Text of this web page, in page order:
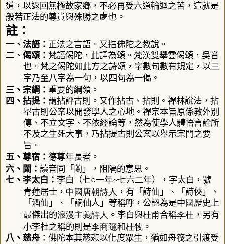
道，以返回無極故家鄉，不必再受六道輪迴之苦，這就是
般若正法的尊貴與殊勝之處也。
註：
一、 法語： 正法之言語。又指佛陀之教說。
二、 偈頌 ： 梵語偈陀，此譯為頌。梵漢雙舉雲偈頌，吳音
也。梵之偈陀如此方之詩頌，字數句數有規定，以三
字乃至八字為一句，以四句為一偈。
三、 宗綱 ： 重要的綱領。
四、 拈提： 謂拈評古則。又作拈古、拈則。禪林說法，拈
舉古則公案以開發學人之心地。禪宗本旨原係教外別
傳、不立文字、不依經論等，然為使學人體悟言詮所
不及之生死大事，乃拈提古則公案以舉示宗門之要
旨。
五、 尊宿 ： 德尊年長者。
六、 闌 ： 讀音同「蘭」
，阻隔的意思。
七、 李太白 ： 李白 （七○一年~七六二年），字太白，號
青蓮居士， 中國唐朝詩人 ，有「詩仙」、「詩俠」、
「酒仙」、「謫仙人」等稱呼，公認為是中國歷史上
最傑出的浪漫主義詩人 。李白與杜甫合稱李杜 ，另有
小李杜之稱的則是李商隱和杜牧。
八、 慈舟： 佛陀本其慈悲以化度眾生，猶如舟筏之引渡受